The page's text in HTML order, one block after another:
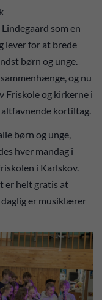
som en
lever for at brede
børn og unge.
og nu
Friskole og kirkerne i
kortiltag.
børn og unge,
hver mandag i
i Karlskov.
er helt gratis at
er musiklærer